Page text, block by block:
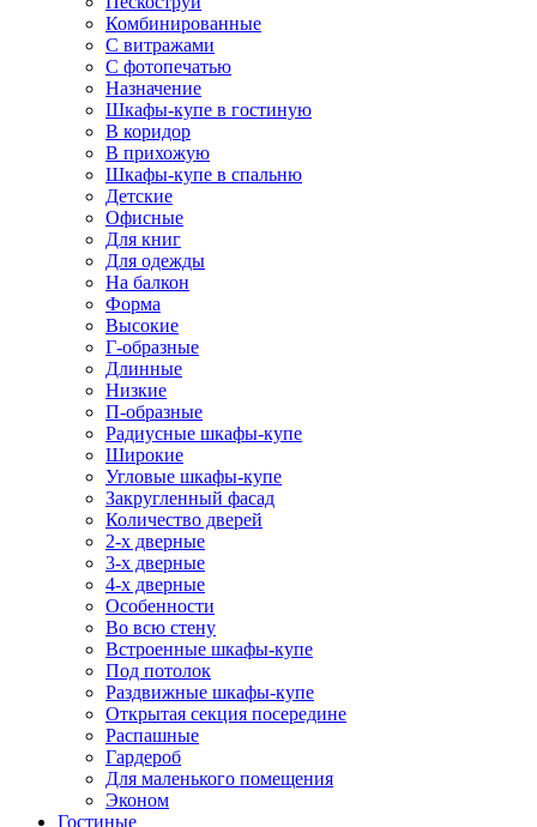
Комбинированные
С витражами
С фотопечатью
Назначение
Шкафы-купе в гостиную
В коридор
В прихожую
Шкафы-купе в спальню
Детские
Офисные
Для книг
Для одежды
На балкон
Форма
Высокие
Г-образные
Длинные
Низкие
П-образные
Радиусные шкафы-купе
Широкие
Угловые шкафы-купе
Закругленный фасад
Количество дверей
2-х дверные
3-х дверные
4-х дверные
Особенности
Во всю стену
Встроенные шкафы-купе
Под потолок
Раздвижные шкафы-купе
Открытая секция посередине
Распашные
Гардероб
Для маленького помещения
Эконом
Гостиные